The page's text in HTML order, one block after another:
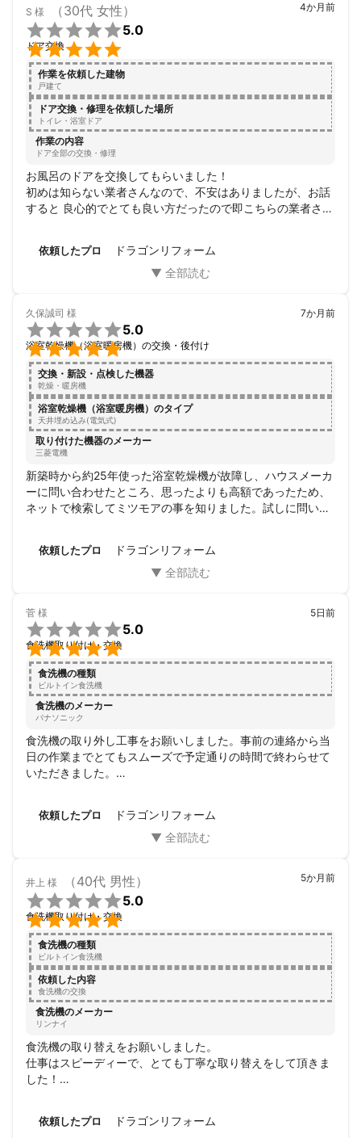
これ以上壊れないように恐る恐る使っていたので、本当に助
かりました。
レンジフードとガスコンロの取り付け後の説明もわかりやす
く、丁寧に教えて下さいました。
お支払いした工事料金以上の気持ちの良い仕事をしてくださ
ったと感謝しています。
また何かありましたらお願いいたします。
どうもありがとうございました。
S 様 （30代 女性）


5.0
ドア交換
4か月前
作業を依頼した建物
戸建て
ドア交換・修理を依頼した場所
トイレ・浴室ドア
作業の内容
ドア全部の交換・修理
お風呂のドアを交換してもらいました！
初めは知らない業者さんなので、不安はありましたが、お話
すると 良心的でとても良い方だったので即こちらの業者さん
った時もドラゴンさんにお願いしたいと思っています！是
非！おすすめの業者さんです★
依頼したプロ ドラゴンリフォーム
久保誠司 様


5.0
浴室乾燥機（浴室暖房機）の交換・後付け
7か月前
交換・新設・点検した機器
乾燥・暖房機
浴室乾燥機（浴室暖房機）のタイプ
天井埋め込み(電気式)
取り付けた機器のメーカー
三菱電機
新築時から約25年使った浴室乾燥機が故障し、ハウスメーカ
ーに問い合わせたところ、思ったよりも高額であったため、
ネットで検索してミツモアの事を知りました。試しに問い合
なりました、その迅速さとハウスメーカーとの金額差に驚き
即決、工事となりました。工事に関しても全く問題はありま
した時間の10分前には当家に到着しており、非常に好感が持
てました。また何か不都合があればお願いしたいと思いま
す。
依頼したプロ ドラゴンリフォーム
菅 様


5.0
食洗機取り付け・交換
5日前
食洗機の種類
ビルトイン食洗機
食洗機のメーカー
パナソニック
食洗機の取り外し工事をお願いしました。事前の連絡から当
日の作業までとてもスムーズで予定通りの時間で終わらせて
いただきました。
依頼したプロ ドラゴンリフォーム
井上 様 （40代 男性）


5.0
食洗機取り付け・交換
5か月前
食洗機の種類
ビルトイン食洗機
依頼した内容
食洗機の交換
食洗機のメーカー
リンナイ
食洗機の取り替えをお願いしました。
仕事はスピーディーで、とても丁寧な取り替えをして頂きま
した！
依頼したプロ ドラゴンリフォーム